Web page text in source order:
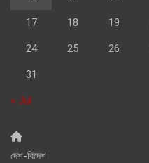
17 18 19
24 25 26
31
« Jul
দেশ-বিদেশ